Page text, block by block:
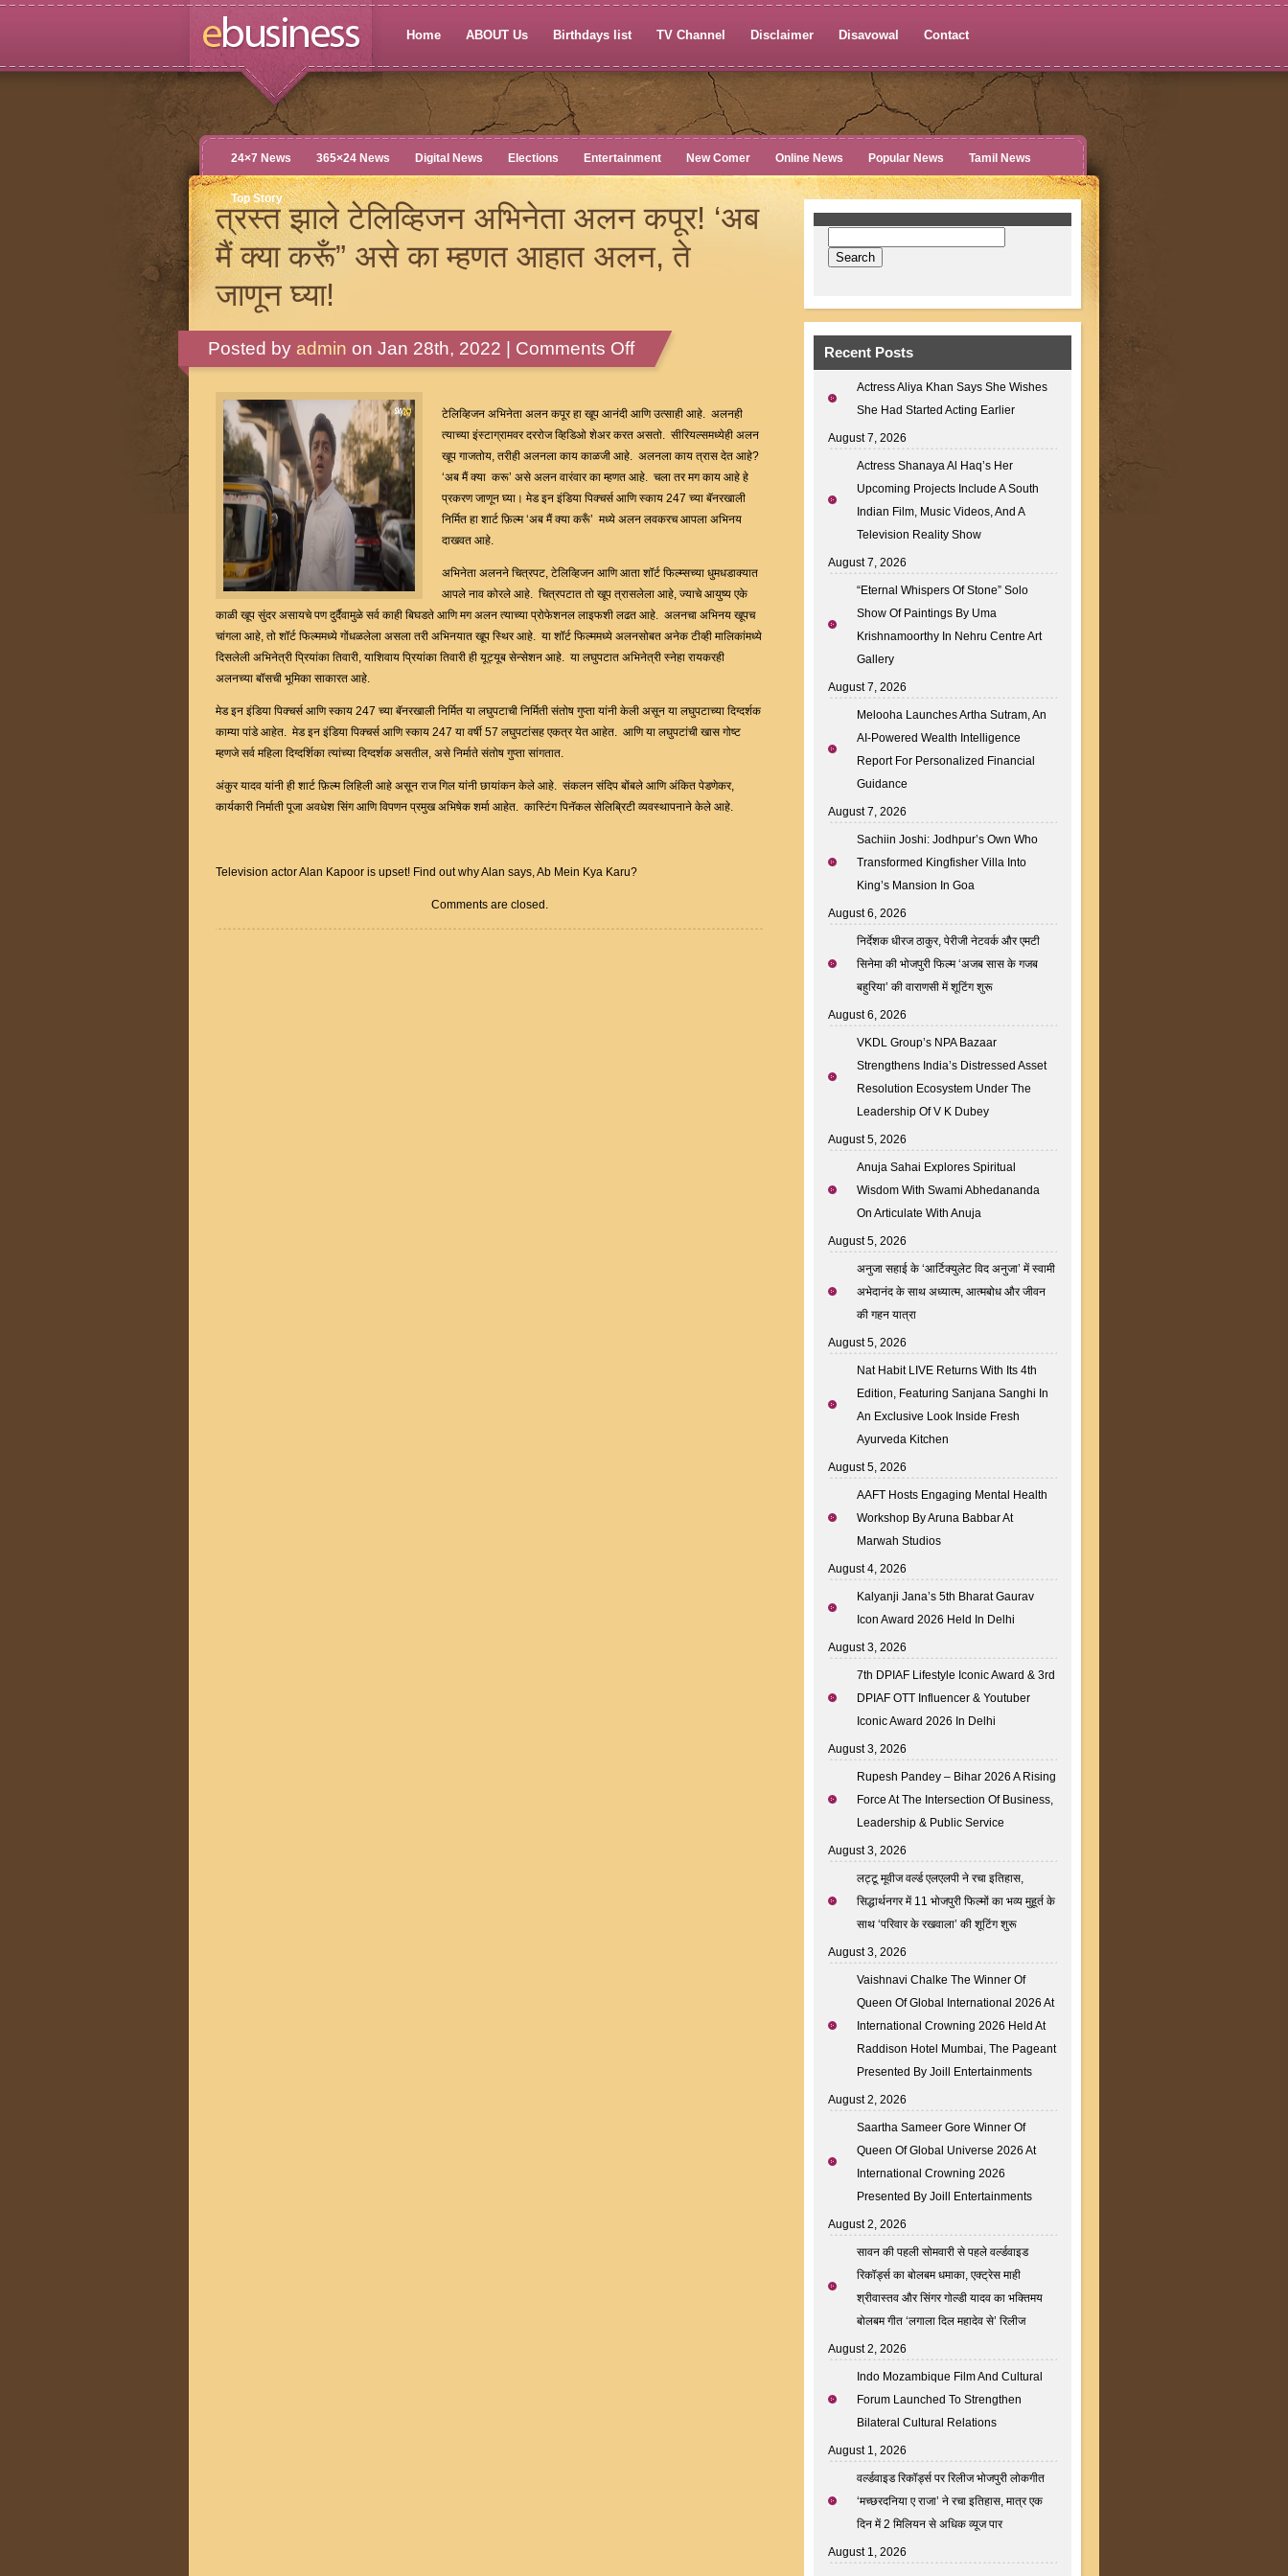
Home ABOUT Us Birthdays list TV Channel Disclaimer Disavowal Contact
24×7 News 365×24 News Digital News Elections Entertainment New Comer Online News Popular News Tamil News
Top Story
त्रस्त झाले टेलिव्हिजन अभिनेता अलन कपूर! ‘अब
मैं क्या करूँ” असे का म्हणत आहात अलन, ते
जाणून घ्या!
Posted by admin on Jan 28th, 2022 | Comments Offon
त्रस्त
टेलिव्हिजन
अभिनेता
अलन
कपूर!
‘अब
मैं
असे
का
म्हणत
आहात
अलन,
जाणून
घ्या!
टेलिव्हिजन अभिनेता अलन कपूर हा खूप आनंदी आणि उत्साही आहे. अलनही
त्याच्या इंस्टाग्रामवर दररोज व्हिडिओ शेअर करत असतो. सीरियल्समध्येही अलन
खूप गाजतोय, तरीही अलनला काय काळजी आहे. अलनला काय त्रास देत आहे?
‘अब मैं क्या करू’ असे अलन वारंवार का म्हणत आहे. चला तर मग काय आहे हे
प्रकरण जाणून घ्या। मेड इन इंडिया पिक्चर्स आणि स्काय 247 च्या बॅनरखाली
निर्मित हा शार्ट फ़िल्म ‘अब मैं क्या करूँ’ मध्ये अलन लवकरच आपला अभिनय
दाखवत आहे.
अभिनेता अलनने चित्रपट, टेलिव्हिजन आणि आता शॉर्ट फिल्म्सच्या धुमधडाक्यात
आपले नाव कोरले आहे. चित्रपटात तो खूप त्रासलेला आहे, ज्याचे आयुष्य एके
काळी खूप सुंदर असायचे पण दुर्दैवामुळे सर्व काही बिघडते आणि मग अलन त्याच्या प्रोफेशनल लाइफशी लढत आहे. अलनचा अभिनय खूपच
चांगला आहे, तो शॉर्ट फिल्ममध्ये गोंधळलेला असला तरी अभिनयात खूप स्थिर आहे. या शॉर्ट फिल्ममध्ये अलनसोबत अनेक टीव्ही मालिकांमध्ये
दिसलेली अभिनेत्री प्रियांका तिवारी, याशिवाय प्रियांका तिवारी ही यूट्यूब सेन्सेशन आहे. या लघुपटात अभिनेत्री स्नेहा रायकरही
अलनच्या बॉसची भूमिका साकारत आहे.
मेड इन इंडिया पिक्चर्स आणि स्काय 247 च्या बॅनरखाली निर्मित या लघुपटाची निर्मिती संतोष गुप्ता यांनी केली असून या लघुपटाच्या दिग्दर्शक
काम्या पांडे आहेत. मेड इन इंडिया पिक्चर्स आणि स्काय 247 या वर्षी 57 लघुपटांसह एकत्र येत आहेत. आणि या लघुपटांची खास गोष्ट
म्हणजे सर्व महिला दिग्दर्शिका त्यांच्या दिग्दर्शक असतील, असे निर्माते संतोष गुप्ता सांगतात.
अंकुर यादव यांनी ही शार्ट फ़िल्म लिहिली आहे असून राज गिल यांनी छायांकन केले आहे. संकलन संदिप बोंबले आणि अंकित पेडणेकर,
कार्यकारी निर्माती पूजा अवधेश सिंग आणि विपणन प्रमुख अभिषेक शर्मा आहेत. कास्टिंग पिनॅकल सेलिब्रिटी व्यवस्थापनाने केले आहे.
Television actor Alan Kapoor is upset! Find out why Alan says, Ab Mein Kya Karu?
Comments are closed.
Recent Posts
Actress Aliya Khan Says She Wishes
She Had Started Acting Earlier
August 7, 2026
Actress Shanaya Al Haq’s Her
Upcoming Projects Include A South
Indian Film, Music Videos, And A
Television Reality Show
August 7, 2026
“Eternal Whispers Of Stone” Solo
Show Of Paintings By Uma
Krishnamoorthy In Nehru Centre Art
Gallery
August 7, 2026
Melooha Launches Artha Sutram, An
AI-Powered Wealth Intelligence
Report For Personalized Financial
Guidance
August 7, 2026
Sachiin Joshi: Jodhpur’s Own Who
Transformed Kingfisher Villa Into
King’s Mansion In Goa
August 6, 2026
निर्देशक धीरज ठाकुर, पेरीजी नेटवर्क और एमटी
सिनेमा की भोजपुरी फिल्म ‘अजब सास के गजब
बहुरिया’ की वाराणसी में शूटिंग शुरू
August 6, 2026
VKDL Group’s NPA Bazaar
Strengthens India’s Distressed Asset
Resolution Ecosystem Under The
Leadership Of V K Dubey
August 5, 2026
Anuja Sahai Explores Spiritual
Wisdom With Swami Abhedananda
On Articulate With Anuja
August 5, 2026
अनुजा सहाई के ‘आर्टिक्युलेट विद अनुजा’ में स्वामी
अभेदानंद के साथ अध्यात्म, आत्मबोध और जीवन
की गहन यात्रा
August 5, 2026
Nat Habit LIVE Returns With Its 4th
Edition, Featuring Sanjana Sanghi In
An Exclusive Look Inside Fresh
Ayurveda Kitchen
August 5, 2026
AAFT Hosts Engaging Mental Health
Workshop By Aruna Babbar At
Marwah Studios
August 4, 2026
Kalyanji Jana’s 5th Bharat Gaurav
Icon Award 2026 Held In Delhi
August 3, 2026
7th DPIAF Lifestyle Iconic Award & 3rd
DPIAF OTT Influencer & Youtuber
Iconic Award 2026 In Delhi
August 3, 2026
Rupesh Pandey – Bihar 2026 A Rising
Force At The Intersection Of Business,
Leadership & Public Service
August 3, 2026
लट्टू मूवीज वर्ल्ड एलएलपी ने रचा इतिहास,
सिद्धार्थनगर में 11 भोजपुरी फिल्मों का भव्य मुहूर्त के
साथ ‘परिवार के रखवाला’ की शूटिंग शुरू
August 3, 2026
Vaishnavi Chalke The Winner Of
Queen Of Global International 2026 At
International Crowning 2026 Held At
Raddison Hotel Mumbai, The Pageant
Presented By Joill Entertainments
August 2, 2026
Saartha Sameer Gore Winner Of
Queen Of Global Universe 2026 At
International Crowning 2026
Presented By Joill Entertainments
August 2, 2026
सावन की पहली सोमवारी से पहले वर्ल्डवाइड
रिकॉर्ड्स का बोलबम धमाका, एक्ट्रेस माही
श्रीवास्तव और सिंगर गोल्डी यादव का भक्तिमय
बोलबम गीत ‘लगाला दिल महादेव से’ रिलीज
August 2, 2026
Indo Mozambique Film And Cultural
Forum Launched To Strengthen
Bilateral Cultural Relations
August 1, 2026
वर्ल्डवाइड रिकॉर्ड्स पर रिलीज भोजपुरी लोकगीत
‘मच्छरदनिया ए राजा’ ने रचा इतिहास, मात्र एक
दिन में 2 मिलियन से अधिक व्यूज पार
August 1, 2026